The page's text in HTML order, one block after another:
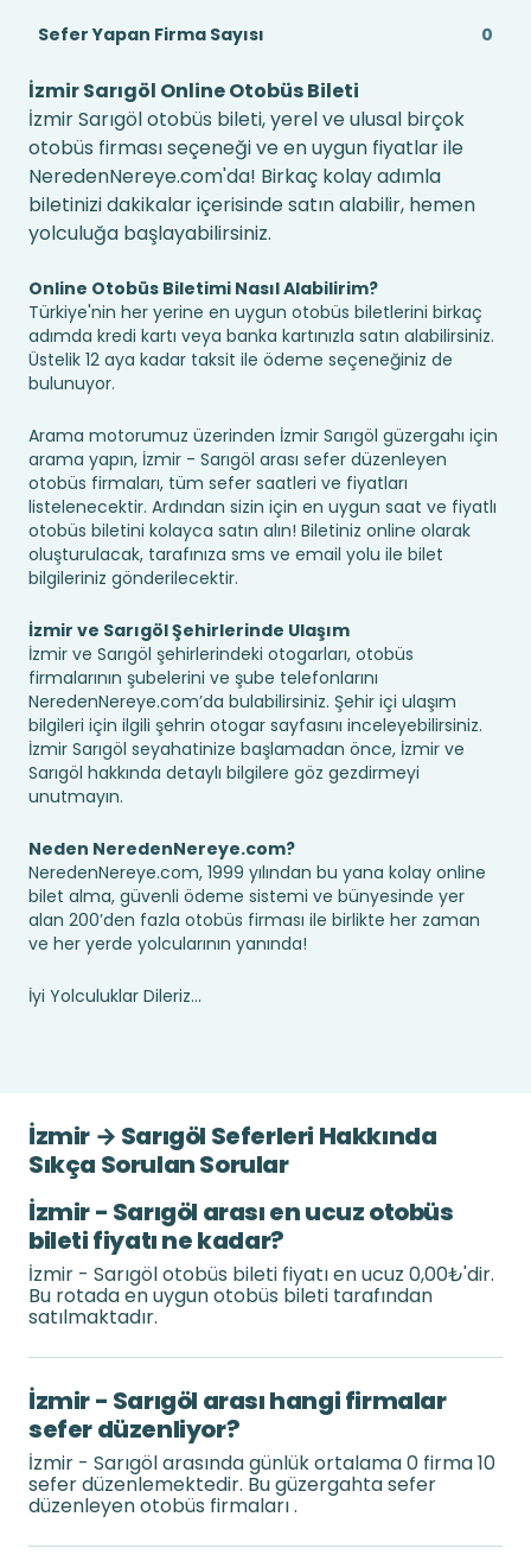
Sefer Yapan Firma Sayısı
0
İzmir Sarıgöl Online Otobüs Bileti
İzmir Sarıgöl otobüs bileti, yerel ve ulusal birçok
otobüs firması seçeneği ve en uygun fiyatlar ile
NeredenNereye.com'da! Birkaç kolay adımla
biletinizi dakikalar içerisinde satın alabilir, hemen
yolculuğa başlayabilirsiniz.
Online Otobüs Biletimi Nasıl Alabilirim?
Türkiye'nin her yerine en uygun otobüs biletlerini birkaç
adımda kredi kartı veya banka kartınızla satın alabilirsiniz.
Üstelik 12 aya kadar taksit ile ödeme seçeneğiniz de
bulunuyor.
Arama motorumuz üzerinden İzmir Sarıgöl güzergahı için
arama yapın, İzmir - Sarıgöl arası sefer düzenleyen
otobüs firmaları, tüm sefer saatleri ve fiyatları
listelenecektir. Ardından sizin için en uygun saat ve fiyatlı
otobüs biletini kolayca satın alın! Biletiniz online olarak
oluşturulacak, tarafınıza sms ve email yolu ile bilet
bilgileriniz gönderilecektir.
İzmir ve Sarıgöl Şehirlerinde Ulaşım
İzmir ve Sarıgöl şehirlerindeki otogarları, otobüs
firmalarının şubelerini ve şube telefonlarını
NeredenNereye.com’da bulabilirsiniz. Şehir içi ulaşım
bilgileri için ilgili şehrin otogar sayfasını inceleyebilirsiniz.
İzmir Sarıgöl seyahatinize başlamadan önce, İzmir ve
Sarıgöl hakkında detaylı bilgilere göz gezdirmeyi
unutmayın.
Neden NeredenNereye.com?
NeredenNereye.com, 1999 yılından bu yana kolay online
bilet alma, güvenli ödeme sistemi ve bünyesinde yer
alan 200’den fazla otobüs firması ile birlikte her zaman
ve her yerde yolcularının yanında!
İyi Yolculuklar Dileriz...
İzmir → Sarıgöl Seferleri Hakkında
Sıkça Sorulan Sorular
İzmir - Sarıgöl arası en ucuz otobüs
bileti fiyatı ne kadar?
İzmir - Sarıgöl otobüs bileti fiyatı en ucuz 0,00₺'dir.
Bu rotada en uygun otobüs bileti tarafından
satılmaktadır.
İzmir - Sarıgöl arası hangi firmalar
sefer düzenliyor?
İzmir - Sarıgöl arasında günlük ortalama 0 firma 10
sefer düzenlemektedir. Bu güzergahta sefer
düzenleyen otobüs firmaları .